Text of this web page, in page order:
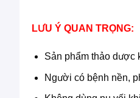
LƯU Ý QUAN TRỌNG:
Sản phẩm thảo dược
Người có bệnh nền,